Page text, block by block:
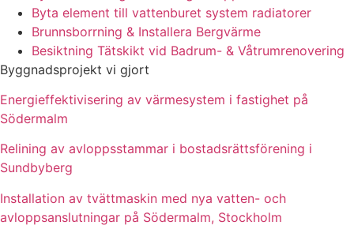
Byta element till vattenburet system radiatorer
Brunnsborrning & Installera Bergvärme
Besiktning Tätskikt vid Badrum- & Våtrumrenovering
Byggnadsprojekt vi gjort
Energieffektivisering av värmesystem i fastighet på
Södermalm
Relining av avloppsstammar i bostadsrättsförening i
Sundbyberg
Installation av tvättmaskin med nya vatten- och
avloppsanslutningar på Södermalm, Stockholm